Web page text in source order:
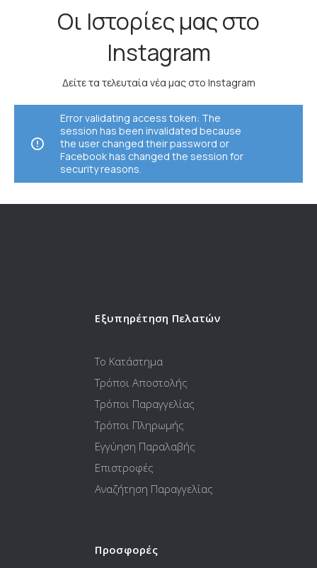
Οι Ιστορίες μας στο
Instagram
Δείτε τα τελευταία νέα μας στο Instagram
Error validating access token: The
session has been invalidated because
the user changed their password or
Facebook has changed the session for
security reasons.
Εξυπηρέτηση Πελατών
Το Κατάστημα
Τρόποι Αποστολής
Τρόποι Παραγγελίας
Τρόποι Πληρωμής
Εγγύηση Παραλαβής
Επιστροφές
Αναζήτηση Παραγγελίας
Προσφορές